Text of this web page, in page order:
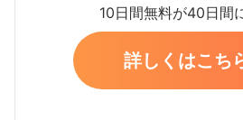
10日間無料が40日間
詳しくはこち